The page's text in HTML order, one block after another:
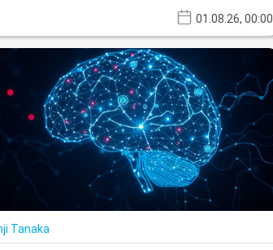
01.08.26, 00:00
Tanaka